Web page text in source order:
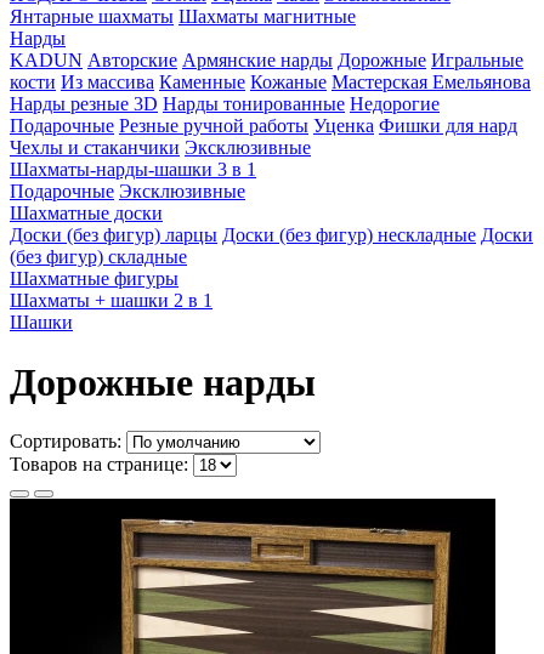
Янтарные шахматы Шахматы магнитные
Нарды
KADUN Авторские Армянские нарды Дорожные Игральные
кости Из массива Каменные Кожаные Мастерская Емельянова
Нарды резные 3D Нарды тонированные Недорогие
Подарочные Резные ручной работы Уценка Фишки для нард
Чехлы и стаканчики Эксклюзивные
Шахматы-нарды-шашки 3 в 1
Подарочные Эксклюзивные
Шахматные доски
Доски (без фигур) ларцы Доски (без фигур) нескладные Доски
(без фигур) складные
Шахматные фигуры
Шахматы + шашки 2 в 1
Шашки
Дорожные нарды
Сортировать:
Товаров на странице: